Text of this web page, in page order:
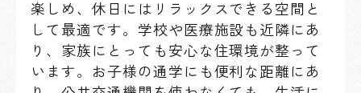
楽しめ、休日にはリラックスできる空間と
して最適です。学校や医療施設も近隣にあ
り、家族にとっても安心な住環境が整って
います。お子様の通学にも便利な距離にあ